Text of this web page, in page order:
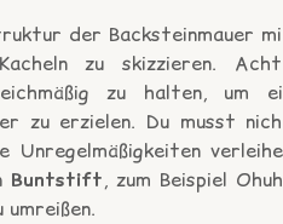
der Backsteinmauer
zu skizzieren.
zu halten, um
zu erzielen. Du musst
Unregelmäßigkeiten
Buntstift, zum Beispiel